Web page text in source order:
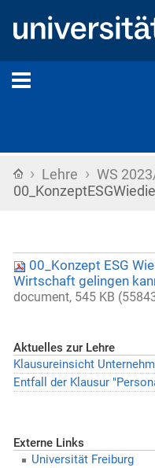
Startseite
› Lehre › WS
00_Konzept ESG
Wirtschaft gelingen
document, 545 KB
Aktuelles zur Lehre
Klausureinsicht
Entfall der Klausur
Externe Links
Universität Freiburg